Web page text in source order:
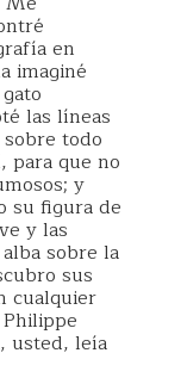
en
imaginé
las líneas
todo
para que no
y
su figura de
y las
sobre la
sus
cualquier
usted, leía